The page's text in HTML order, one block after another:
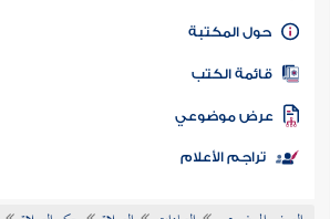
كتاب الأمة
المكتبة
الكتب
موضوعي